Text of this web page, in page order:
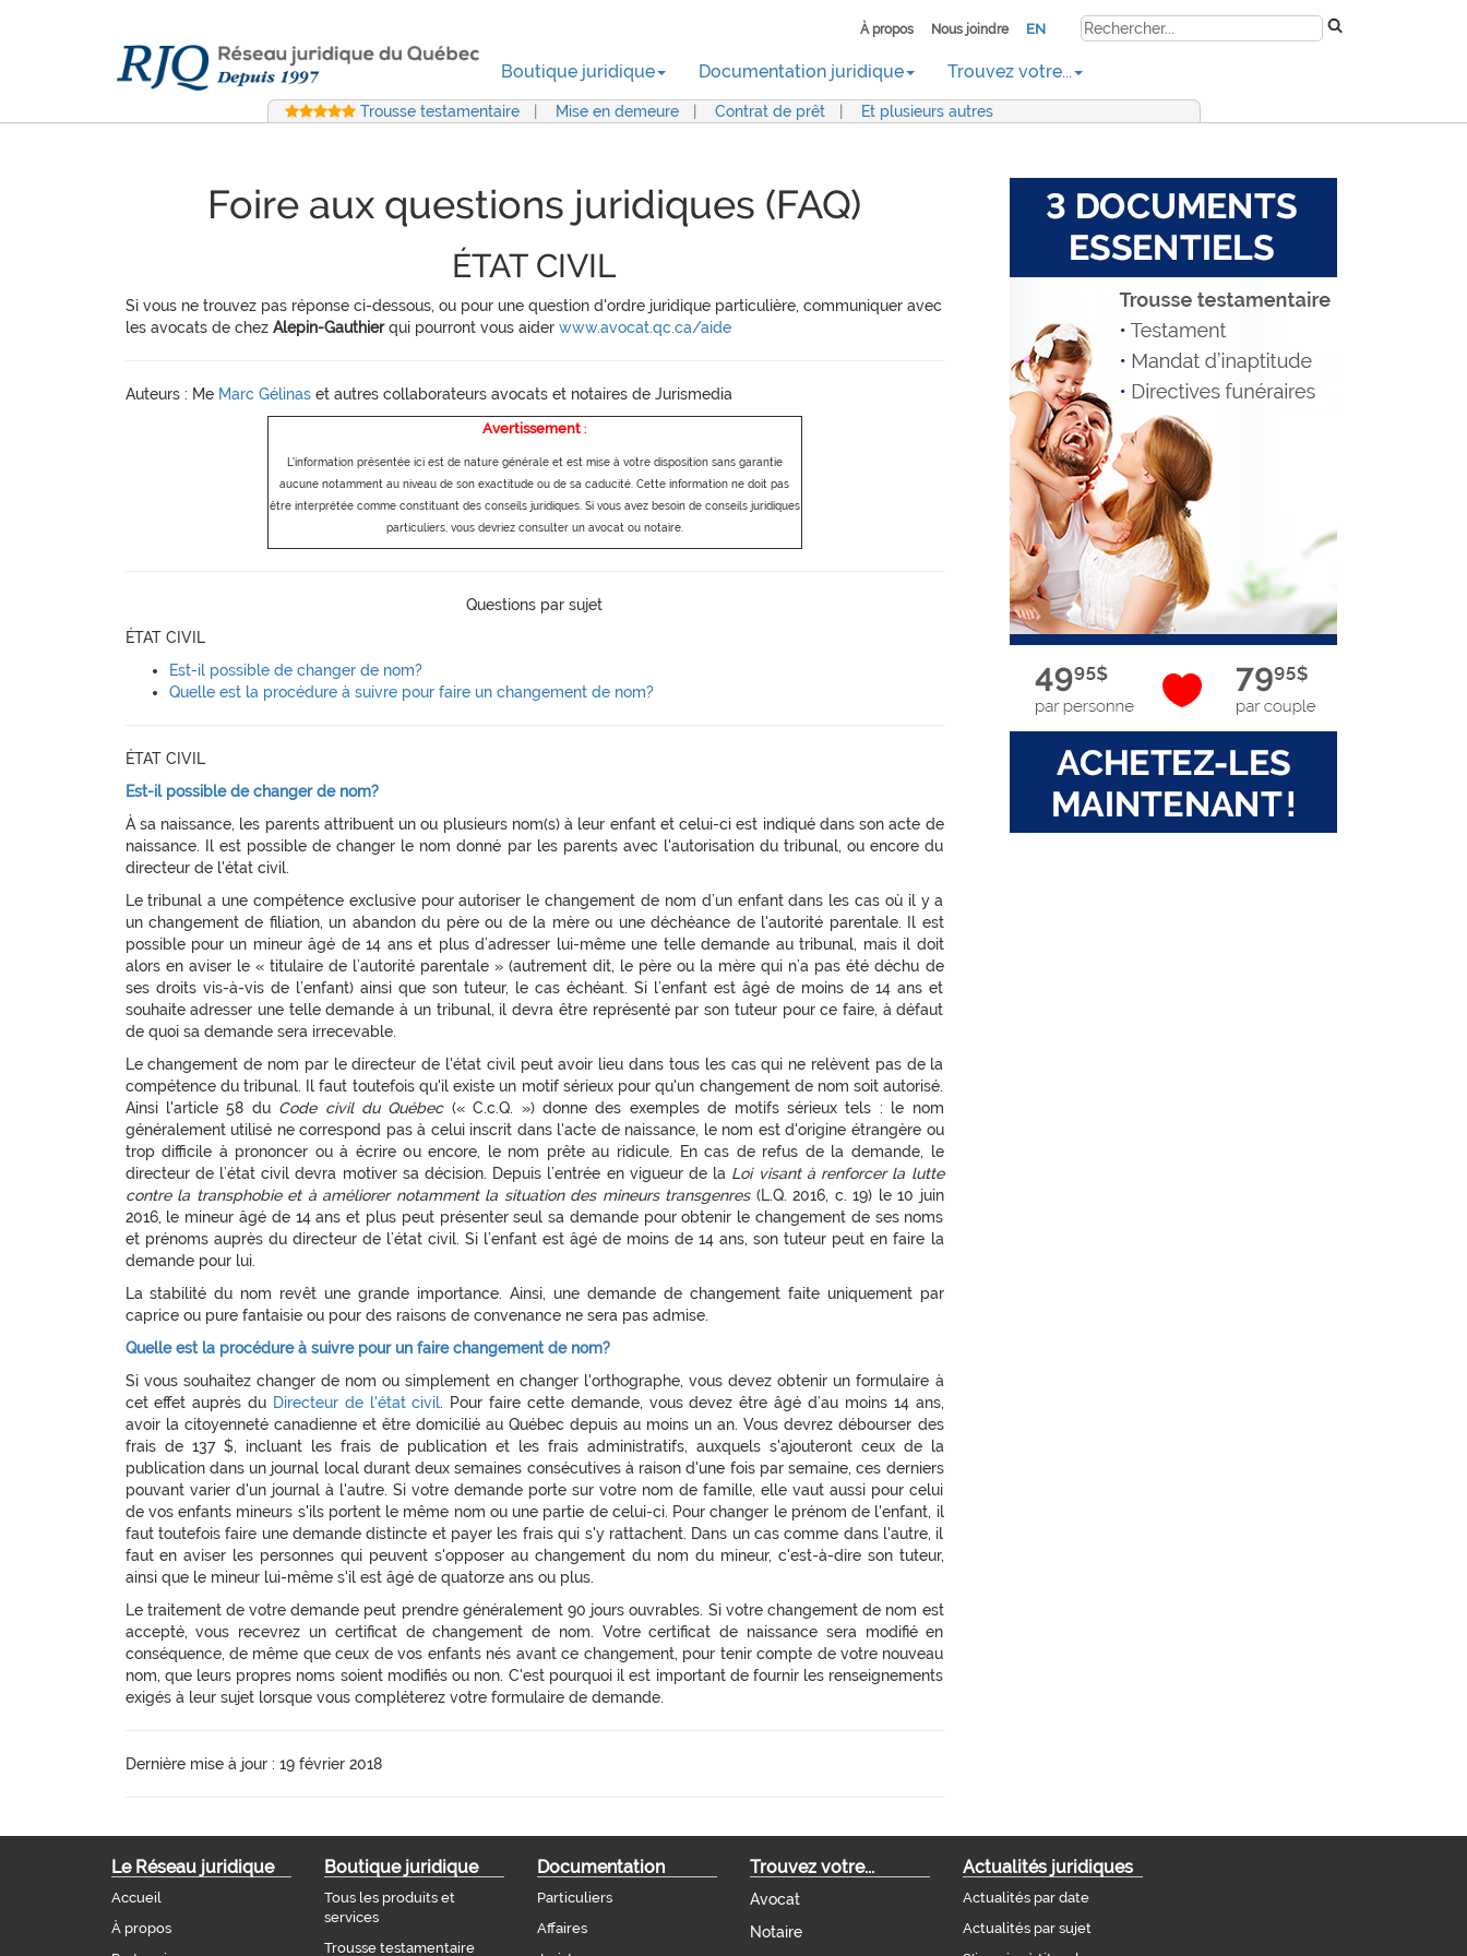
À propos Nous joindre EN
Boutique juridique Documentation juridique Trouvez votre...
Trousse testamentaire Mise en demeure Contrat de prêt Et plusieurs autres
Foire aux questions juridiques (FAQ)
ÉTAT CIVIL
Si vous ne trouvez pas réponse ci-dessous, ou pour une question d'ordre juridique particulière, communiquer avec
les avocats de chez Alepin-Gauthierqui pourront vous aider www.avocat.qc.ca/aide
Auteurs : Me Marc Gélinaset autres collaborateurs avocats et notaires de Jurismedia
Avertissement :
L'information présentée ici est de nature générale et est mise à votre disposition sans garantie
aucune notamment au niveau de son exactitude ou de sa caducité. Cette information ne doit pas
être interprétée comme constituant des conseils juridiques. Si vous avez besoin de conseils juridiques
particuliers, vous devriez consulter un avocat ou notaire.
Questions par sujet
ÉTAT CIVIL
Est-il possible de changer de nom?
Quelle est la procédure à suivre pour faire un changement de nom?
ÉTAT CIVIL
Est-il possible de changer de nom?
À sa naissance, les parents attribuent un ou plusieurs nom(s) à leur enfant et celui-ci est indiqué dans son acte de
naissance. Il est possible de changer le nom donné par les parents avec l'autorisation du tribunal, ou encore du
directeur de l'état civil.
Le tribunal a une compétence exclusive pour autoriser le changement de nom d’un enfant dans les cas où il y a
un changement de filiation, un abandon du père ou de la mère ou une déchéance de l'autorité parentale. Il est
possible pour un mineur âgé de 14 ans et plus d’adresser lui-même une telle demande au tribunal, mais il doit
alors en aviser le « titulaire de l’autorité parentale » (autrement dit, le père ou la mère qui n’a pas été déchu de
ses droits vis-à-vis de l’enfant) ainsi que son tuteur, le cas échéant. Si l’enfant est âgé de moins de 14 ans et
souhaite adresser une telle demande à un tribunal, il devra être représenté par son tuteur pour ce faire, à défaut
de quoi sa demande sera irrecevable.
Le changement de nom par le directeur de l'état civil peut avoir lieu dans tous les cas qui ne relèvent pas de la
compétence du tribunal. Il faut toutefois qu'il existe un motif sérieux pour qu'un changement de nom soit autorisé.
Ainsi l'article 58 du Code civil du Québec(« C.c.Q. ») donne des exemples de motifs sérieux tels : le nom
généralement utilisé ne correspond pas à celui inscrit dans l'acte de naissance, le nom est d'origine étrangère ou
trop difficile à prononcer ou à écrire ou encore, le nom prête au ridicule. En cas de refus de la demande, le
directeur de l’état civil devra motiver sa décision. Depuis l’entrée en vigueur de la Loi visant à renforcer la lutte
contre la transphobie et à améliorer notamment la situation des mineurs transgenres(L.Q. 2016, c. 19) le 10 juin
2016, le mineur âgé de 14 ans et plus peut présenter seul sa demande pour obtenir le changement de ses noms
et prénoms auprès du directeur de l’état civil. Si l’enfant est âgé de moins de 14 ans, son tuteur peut en faire la
demande pour lui.
La stabilité du nom revêt une grande importance. Ainsi, une demande de changement faite uniquement par
caprice ou pure fantaisie ou pour des raisons de convenance ne sera pas admise.
Quelle est la procédure à suivre pour un faire changement de nom?
Si vous souhaitez changer de nom ou simplement en changer l'orthographe, vous devez obtenir un formulaire à
cet effet auprès du Directeur de l'état civil. Pour faire cette demande, vous devez être âgé d’au moins 14 ans,
avoir la citoyenneté canadienne et être domicilié au Québec depuis au moins un an. Vous devrez débourser des
frais de 137 $, incluant les frais de publication et les frais administratifs, auxquels s'ajouteront ceux de la
publication dans un journal local durant deux semaines consécutives à raison d'une fois par semaine, ces derniers
pouvant varier d'un journal à l'autre. Si votre demande porte sur votre nom de famille, elle vaut aussi pour celui
de vos enfants mineurs s'ils portent le même nom ou une partie de celui-ci. Pour changer le prénom de l'enfant, il
faut toutefois faire une demande distincte et payer les frais qui s'y rattachent. Dans un cas comme dans l'autre, il
faut en aviser les personnes qui peuvent s'opposer au changement du nom du mineur, c'est-à-dire son tuteur,
ainsi que le mineur lui-même s'il est âgé de quatorze ans ou plus.
Le traitement de votre demande peut prendre généralement 90 jours ouvrables. Si votre changement de nom est
accepté, vous recevrez un certificat de changement de nom. Votre certificat de naissance sera modifié en
conséquence, de même que ceux de vos enfants nés avant ce changement, pour tenir compte de votre nouveau
nom, que leurs propres noms soient modifiés ou non. C'est pourquoi il est important de fournir les renseignements
exigés à leur sujet lorsque vous compléterez votre formulaire de demande.
Dernière mise à jour : 19 février 2018
Le Réseau juridique
Accueil
À propos
Boutique juridique
Tous les produits et
services
Trousse testamentaire
Documentation
Particuliers
Affaires
Trouvez votre...
Avocat
Notaire
Actualités juridiques
Actualités par date
Actualités par sujet